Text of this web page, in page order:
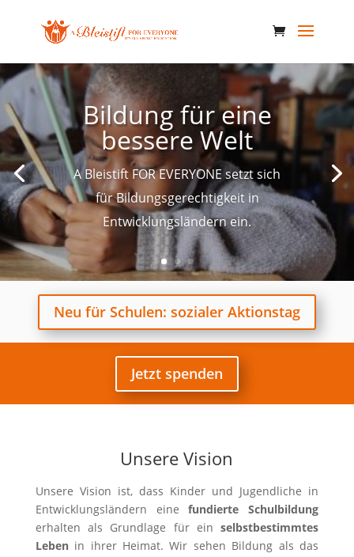
Bildung für eine
bessere Welt
A Bleistift FOR EVERYONE setzt sich
für Bildungsgerechtigkeit in
Entwicklungsländern ein.
Neu für Schulen: sozialer Aktionstag
Jetzt spenden
Unsere Vision
Unsere Vision ist, dass Kinder und Jugendliche in
Entwicklungsländern eine fundierte Schulbildung
erhalten als Grundlage für einselbstbestimmtes
Lebenin ihrer Heimat. Wir sehen Bildung als das